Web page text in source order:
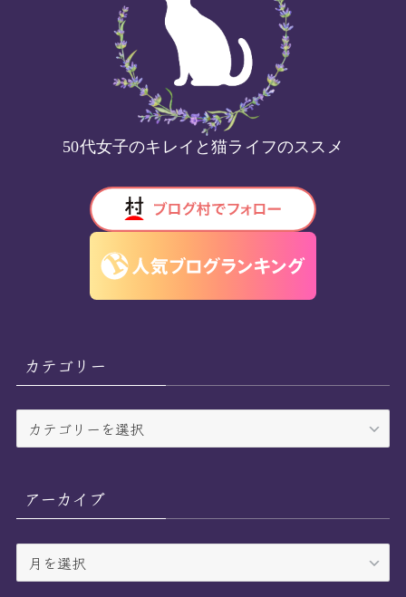
50代女子のキレイと猫ライフのススメ
カテゴリー
テ
ー
アーカイブ
ー